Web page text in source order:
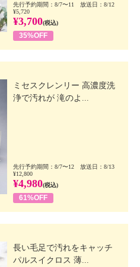
先行予約期間：8/7〜11 放送日：8/12
¥5,720
¥3,700(税込)
35%OFF
ミセスクレンリー 高濃度洗
浄で汚れが 滝のよ...
先行予約期間：8/7〜12 放送日：8/13
¥12,800
¥4,980(税込)
61%OFF
長い毛足で汚れをキャッチ
パルスイクロス 薄...